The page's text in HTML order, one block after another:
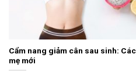
Cẩm nang giảm cân sau sinh:
mẹ mới